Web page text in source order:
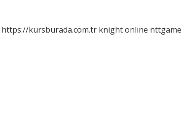
https://kursburada.com.tr knight online nttgame